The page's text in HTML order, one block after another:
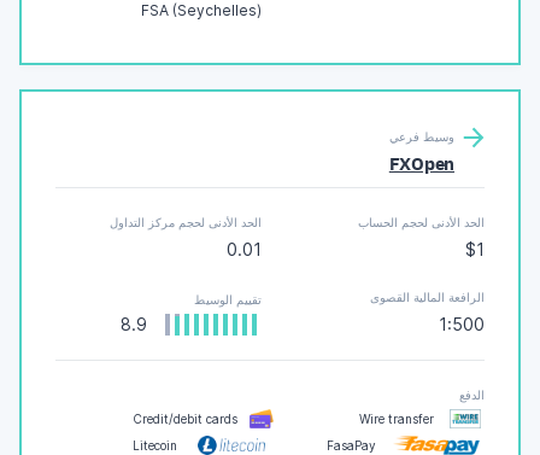
FSA (Seychelles)
وسيط فرعي
FXOpen
الحد الأدنى لحجم الحساب
$1
الحد الأدنى لحجم مركز التداول
0.01
الرافعة المالية القصوى
1:500
تقييم الوسيط
8.9
الدفع
Wire transfer
Credit/debit cards
FasaPay
Litecoin